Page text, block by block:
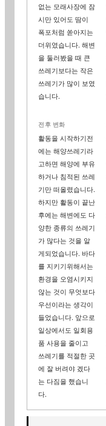
없는 모래사장에 잠
시만 있어도 땀이
폭포처럼 쏟아지는
더위였습니다. 해변
을 둘러봤을 때 큰
쓰레기보다는 작은
쓰레기가 많이 보였
습니다.
전후 변화
활동을 시작하기전
에는 해양쓰레기라
고하면 해양에 부유
하거나 침적된 쓰레
기만 떠올렸습니다.
하지만 활동이 끝난
후에는 해변에도 다
양한 종류의 쓰레기
가 많다는 것을 알
게되었습니다. 바다
를 지키기위해서는
환경을 오염시키지
않는 것이 무엇보다
우선이라는 생각이
들었습니다. 앞으로
일상에서도 일회용
품 사용을 줄이고
쓰레기를 적절한 곳
에 잘 버려야 겠다
는 다짐을 했습니
다.